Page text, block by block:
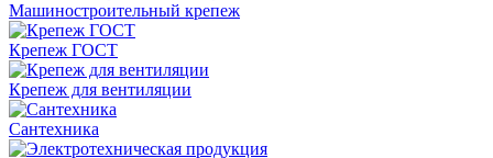
Машиностроительный крепеж
Крепеж ГОСТ
Крепеж для вентиляции
Сантехника